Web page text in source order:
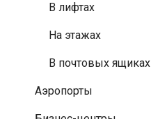
В лифтах
На этажах
В почтовых ящиках
Аэропорты